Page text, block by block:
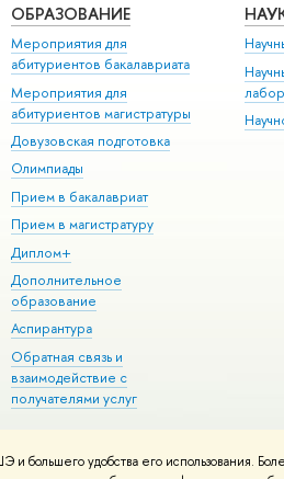
большего удобства его использования.
ОБРАЗОВАНИЕ
Мероприятия для
абитуриентов бакалавриата
Мероприятия для
абитуриентов магистратуры
Довузовская подготовка
Олимпиады
Прием в бакалавриат
Прием в магистратуру
Диплом+
Дополнительное
образование
Аспирантура
Обратная связь и
взаимодействие с
получателями услуг
Условия использования